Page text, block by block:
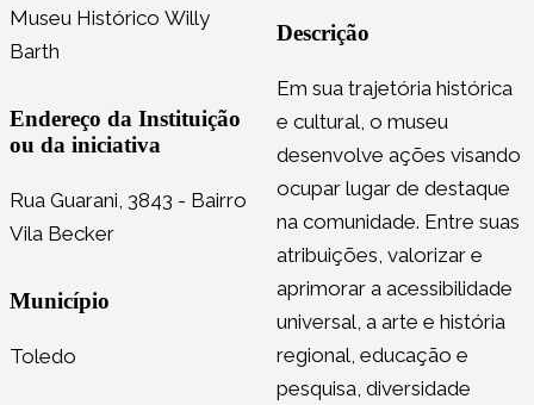
Museu Histórico Willy
Barth
Endereço da Instituição
ou da iniciativa
Rua Guarani, 3843 - Bairro
Vila Becker
Município
Toledo
Descrição
Em sua trajetória histórica
e cultural, o museu
desenvolve ações visando
ocupar lugar de destaque
na comunidade. Entre suas
atribuições, valorizar e
aprimorar a acessibilidade
universal, a arte e história
regional, educação e
pesquisa, diversidade